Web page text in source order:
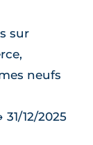
sur
neufs
12/2025